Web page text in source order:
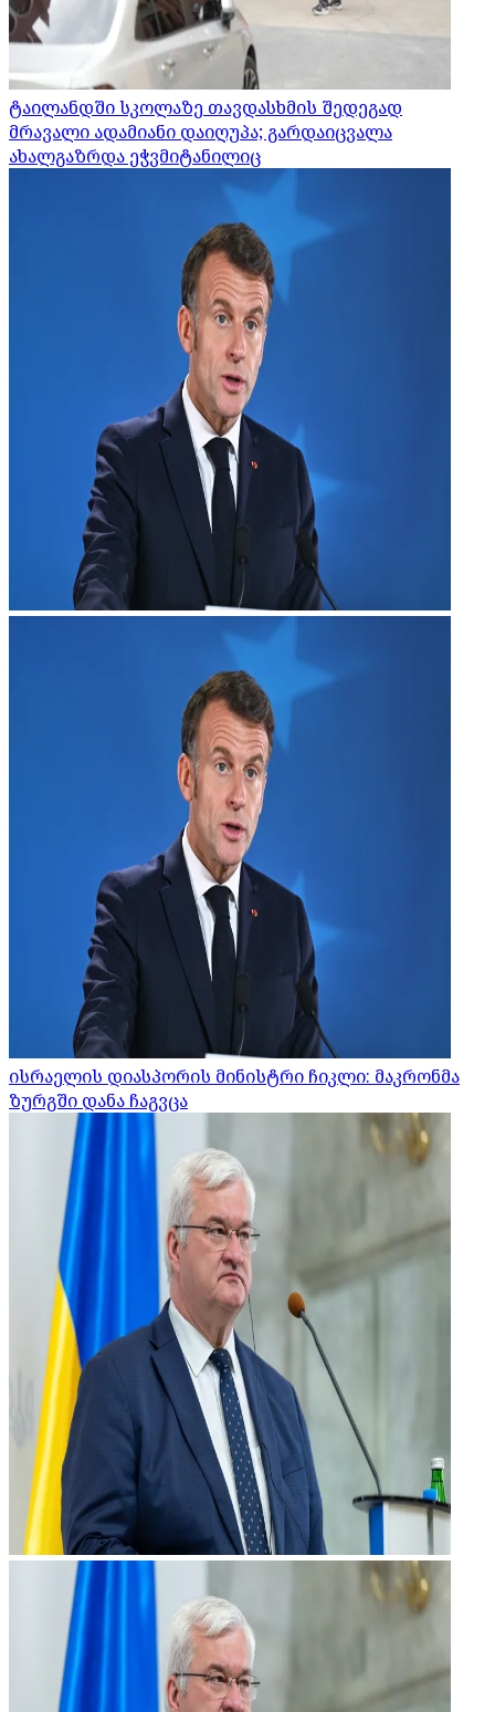
ტაილანდში სკოლაზე თავდასხმის შედეგად
მრავალი ადამიანი დაიღუპა; გარდაიცვალა
ახალგაზრდა ეჭვმიტანილიც
ისრაელის დიასპორის მინისტრი ჩიკლი: მაკრონმა
ზურგში დანა ჩაგვცა